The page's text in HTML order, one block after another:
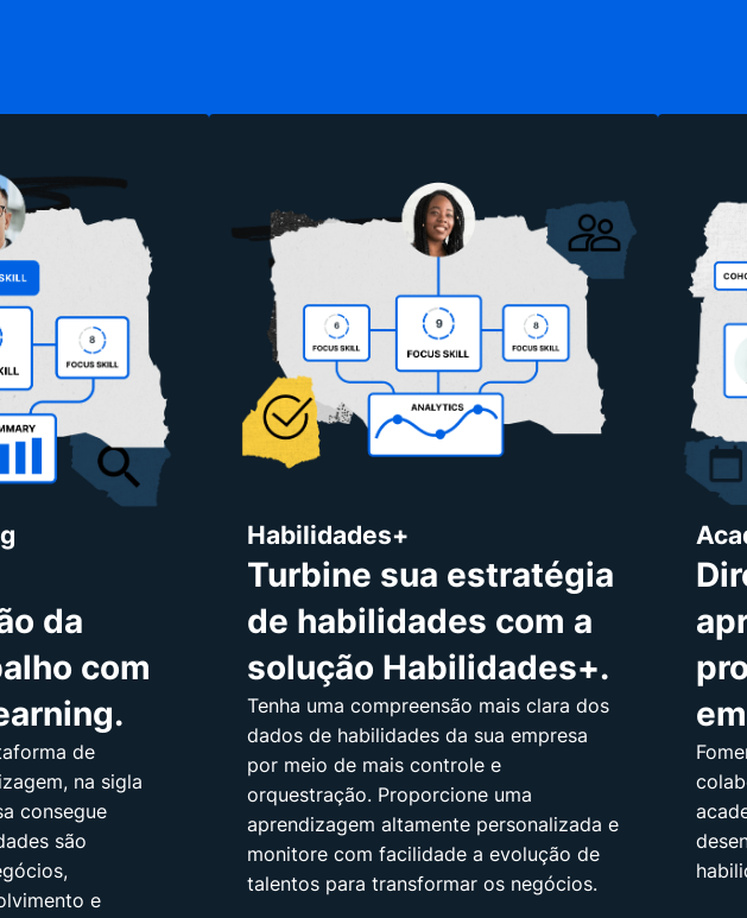
da
com
de
na sigla
consegue
são
e
Habilidades+
Turbine sua estratégia
de habilidades com a
solução Habilidades+.
Tenha uma compreensão mais clara dos
dados de habilidades da sua empresa
por meio de mais controle e
orquestração. Proporcione uma
aprendizagem altamente personalizada e
monitore com facilidade a evolução de
talentos para transformar os negócios.